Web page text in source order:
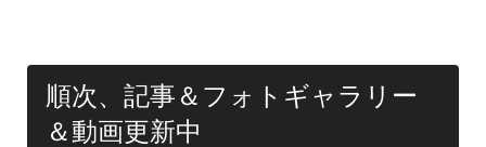
順次、記事＆フォトギャラリー
＆動画更新中